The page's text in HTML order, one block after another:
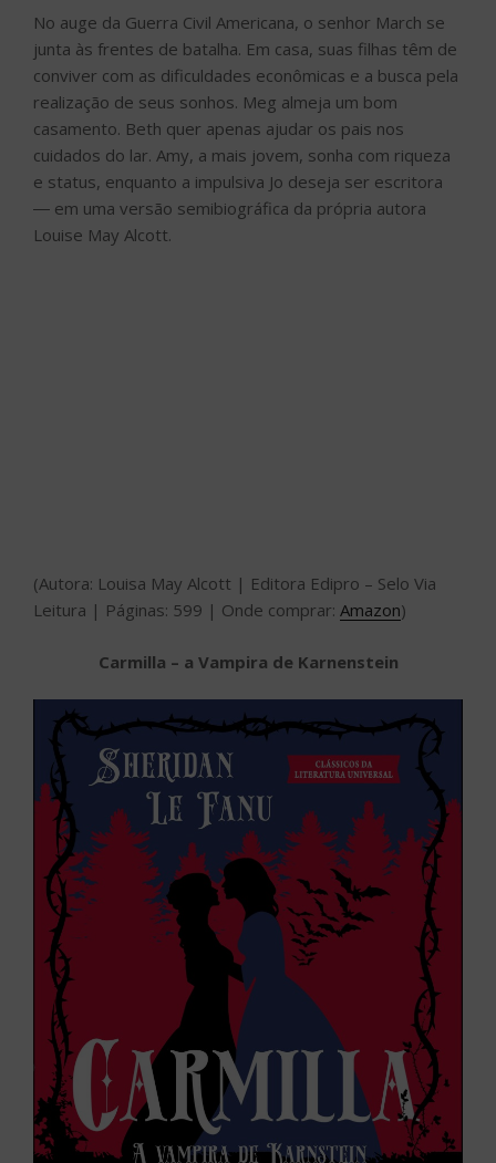
No auge da Guerra Civil Americana, o senhor March se
junta às frentes de batalha. Em casa, suas filhas têm de
conviver com as dificuldades econômicas e a busca pela
realização de seus sonhos. Meg almeja um bom
casamento. Beth quer apenas ajudar os pais nos
cuidados do lar. Amy, a mais jovem, sonha com riqueza
e status, enquanto a impulsiva Jo deseja ser escritora
― em uma versão semibiográfica da própria autora
Louise May Alcott.
(Autora: Louisa May Alcott | Editora Edipro – Selo Via
Leitura | Páginas: 599 | Onde comprar: Amazon)
Carmilla – a Vampira de Karnenstein